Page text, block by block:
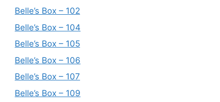
Belle’s Box – 102
Belle’s Box – 104
Belle’s Box – 105
Belle’s Box – 106
Belle’s Box – 107
Belle’s Box – 109